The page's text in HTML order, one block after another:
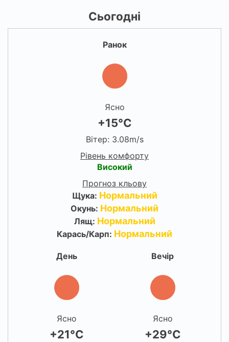
Сьогодні
Ранок
Ясно
+15°C
Вітер: 3.08m/s
Рівень комфорту
Високий
Прогноз кльову
Щука: Нормальний
Окунь: Нормальний
Лящ: Нормальний
Карась/Карп: Нормальний
День
Ясно
+21°C
Вечір
Ясно
+29°C